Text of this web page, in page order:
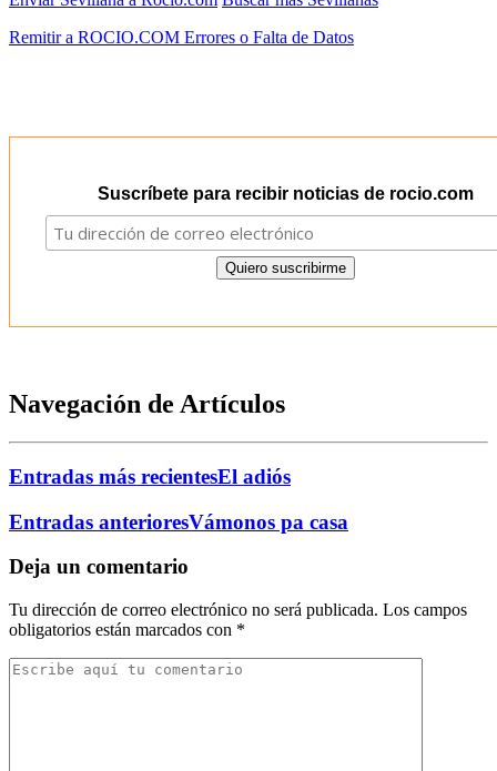
Remitir a ROCIO.COM Errores o Falta de Datos
Suscríbete para recibir noticias de rocio.com
Navegación de Artículos
Entradas más recientesEl adiós
Entradas anterioresVámonos pa casa
Deja un comentario
Tu dirección de correo electrónico no será publicada. Los campos
obligatorios están marcados con *